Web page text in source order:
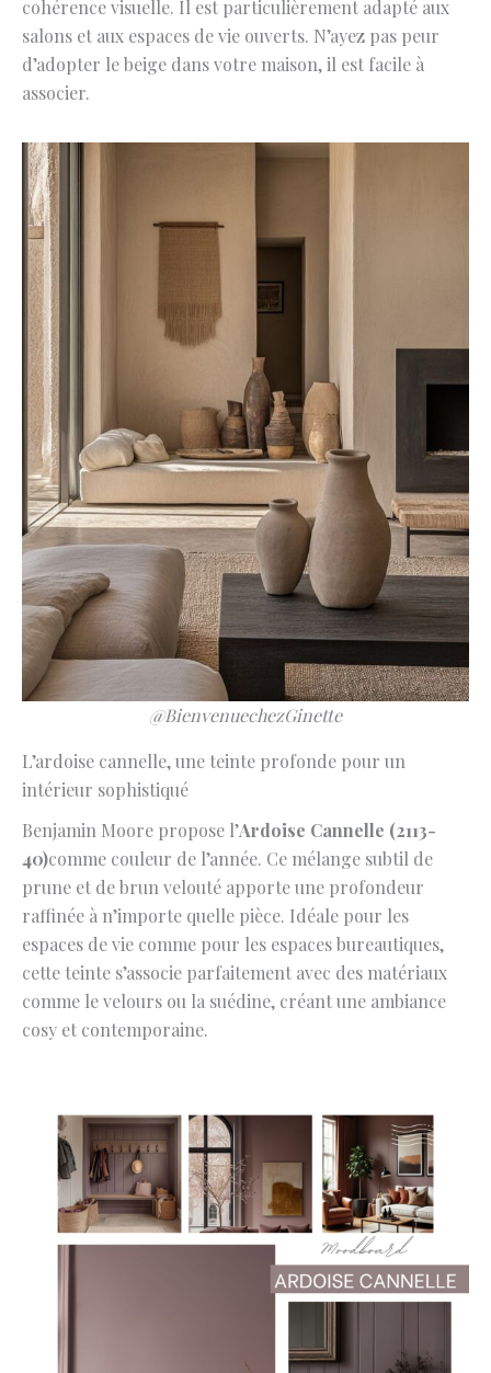
cohérence visuelle. Il est particulièrement adapté aux
salons et aux espaces de vie ouverts. N’ayez pas peur
d’adopter le beige dans votre maison, il est facile à
associer.
@BienvenuechezGinette
L’ardoise cannelle, une teinte profonde pour un
intérieur sophistiqué
Benjamin Moore propose l’Ardoise Cannelle (2113-
40)comme couleur de l’année. Ce mélange subtil de
prune et de brun velouté apporte une profondeur
raffinée à n’importe quelle pièce. Idéale pour les
espaces de vie comme pour les espaces bureautiques,
cette teinte s’associe parfaitement avec des matériaux
comme le velours ou la suédine, créant une ambiance
cosy et contemporaine.